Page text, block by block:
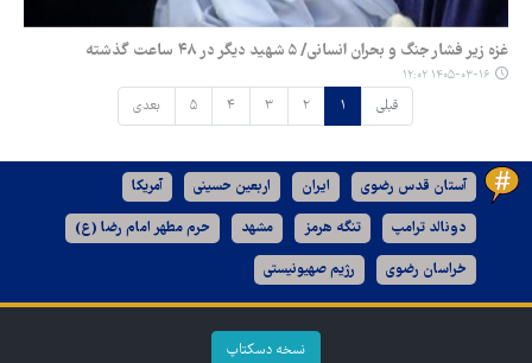
غزه زیر فشار جنگ و بحران انسانی/ ۵ شهید دیگر در ۴۸ ساعت گذشته
۱۴۰۵-۰۳-۱۶ ۱۲:۰۲
قبلی ۱ ۲ ۳ ۴ ۵ بعدی
آستان قدس رضوی ایران اربعین حسینی آمریکا
دونالد ترامپ تنگه هرمز مشهد حرم مطهر امام رضا (ع)
خراسان رضوی رژیم صهیونیستی
نسخه دسکتاپ